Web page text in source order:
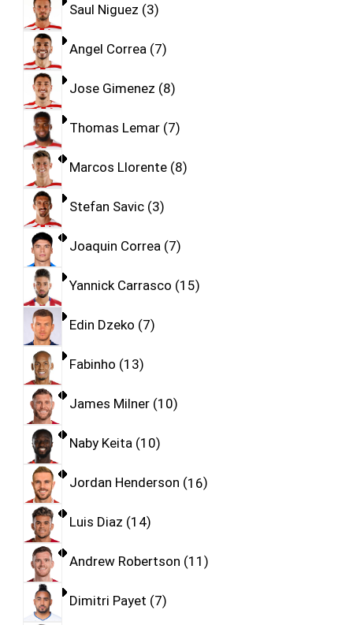
Saul Niguez 3
Angel Correa 7
Jose Gimenez 8
Thomas Lemar 7
Marcos Llorente 8
Stefan Savic 3
Joaquin Correa 7
Yannick Carrasco 15
Edin Dzeko 7
Fabinho 13
James Milner 10
Naby Keita 10
Jordan Henderson 16
Luis Diaz 14
Andrew Robertson 11
Dimitri Payet 7